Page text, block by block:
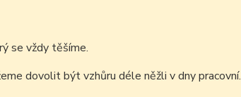
se vždy těšíme.
dovolit být vzhůru déle něžli v dny pracovní.